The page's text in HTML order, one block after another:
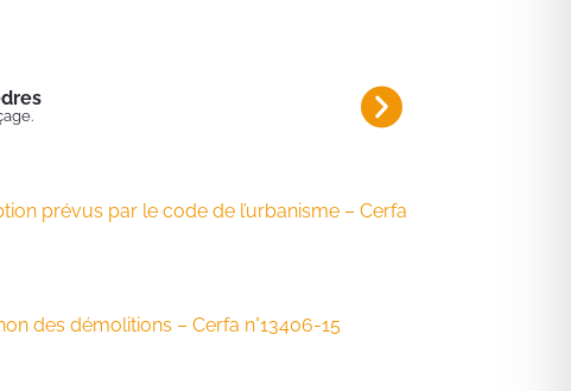
Fermeture de route La
Du mardi 4 au jeudi 6 août 2026
prévus par le code de l’urbanisme – Cerfa
des démolitions – Cerfa n°13406-15